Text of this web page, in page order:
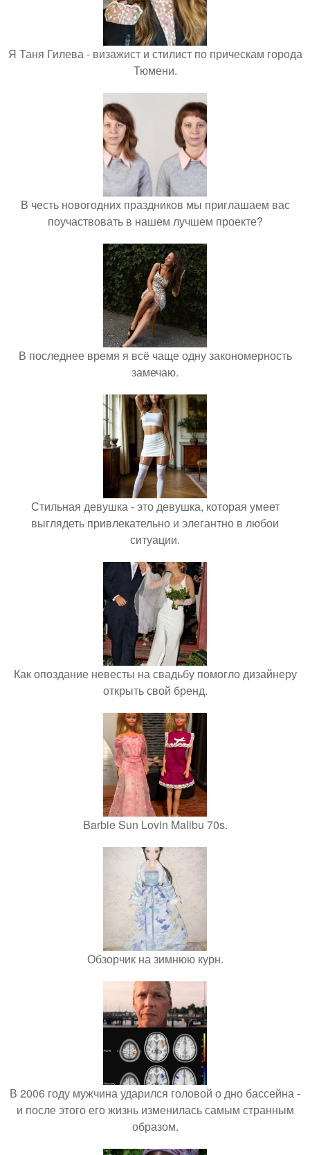
Я Таня Гилева - визажист и стилист по прическам города
Тюмени.
В честь новогодних праздников мы приглашаем вас
поучаствовать в нашем лучшем проекте?
В последнее время я всё чаще одну закономерность
замечаю.
Стильная девушка - это девушка, которая умеет
выглядеть привлекательно и элегантно в любои
ситуации.
Как опоздание невесты на свадьбу помогло дизайнеру
открыть свой бренд.
Barbie Sun Lovin Malibu 70s.
Обзорчик на зимнюю курн.
В 2006 году мужчина ударился головой о дно бассейна -
и после этого его жизнь изменилась самым странным
образом.